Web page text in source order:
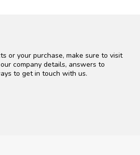
or your purchase, make sure to visit
company details, answers to
to get in touch with us.